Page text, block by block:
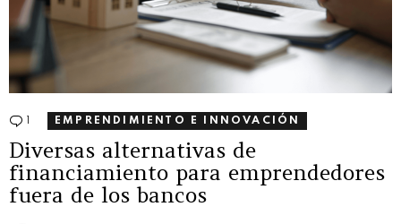
Comentario
EMPRENDIMIENTO E INNOVACIÓN
Diversas alternativas de
financiamiento para emprendedores
fuera de los bancos